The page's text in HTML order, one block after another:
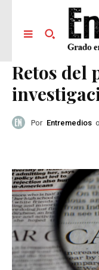
Retos del
Por Entremedios